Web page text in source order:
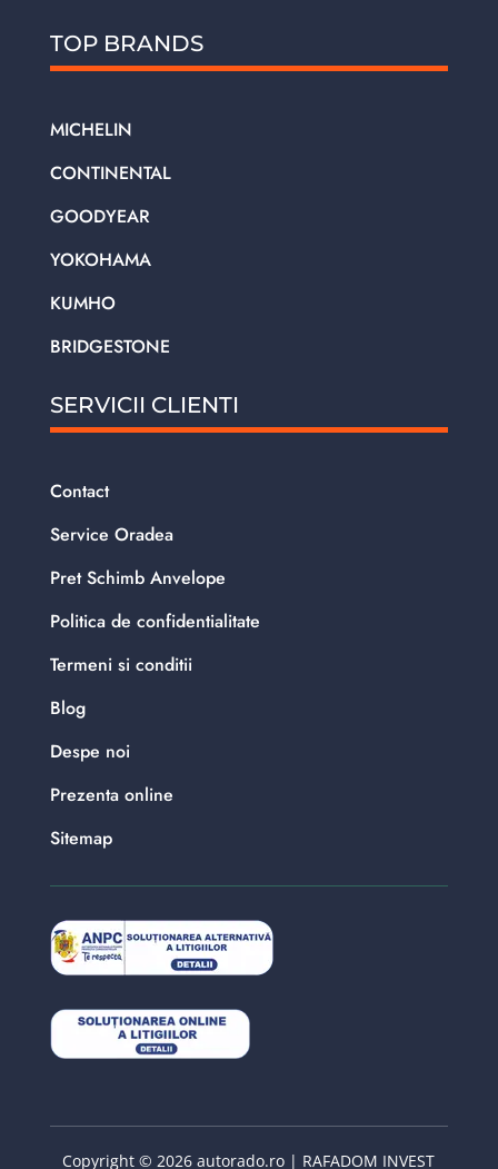
TOP BRANDS
MICHELIN
CONTINENTAL
GOODYEAR
YOKOHAMA
KUMHO
BRIDGESTONE
SERVICII CLIENTI
Contact
Service Oradea
Pret Schimb Anvelope
Politica de confidentialitate
Termeni si conditii
Blog
Despe noi
Prezenta online
Sitemap
Copyright © 2026 autorado.ro | RAFADOM INVEST